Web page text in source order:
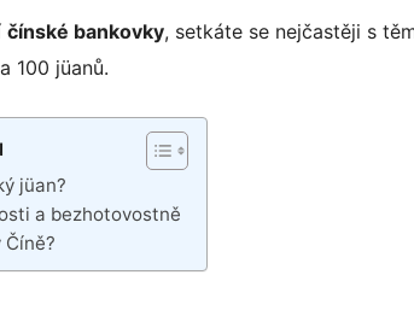
čínské bankovky, setkáte se nejčastěji s
100 jüanů.
jüan?
a bezhotovostně
Číně?